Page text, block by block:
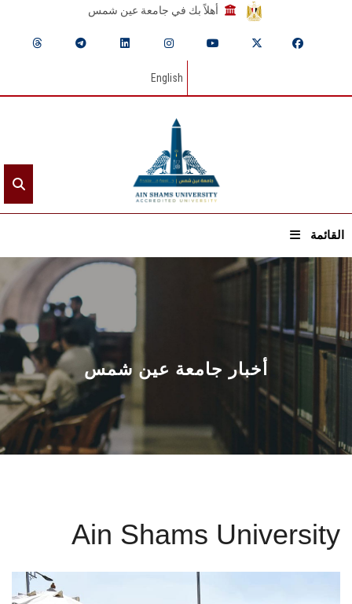
أهلاً بك في جامعة عين شمس
English
القائمة
الرئيسيـة
عن الجامعة
القطاعـات
الشئون الأكاديمية
البحث العلمي
المراكز والوحدات
الأنظمة الذكية
أخبار جامعة عين شمس
Ain Shams University